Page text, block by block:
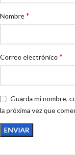
Nombre*
Correo electrónico *
Guarda mi nombre,
la próxima vez que